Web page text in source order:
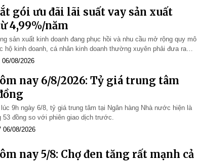
gói ưu đãi lãi suất vay sản xuất
4,99%/năm
sản xuất kinh doanh đang phục hồi và nhu cầu mở rộng quy mô
hộ kinh doanh, cá nhân kinh doanh thường xuyên phải đưa ra
chóng để tận dụng cơ hội tăng…
06/08/2026
nay 6/8/2026: Tỷ giá trung tâm
9h ngày 6/8, tỷ giá trung tâm tại Ngân hàng Nhà nước hiện là
53 đồng so với phiên giao dịch trước.
06/08/2026
nay 5/8: Chợ đen tăng rất mạnh cả